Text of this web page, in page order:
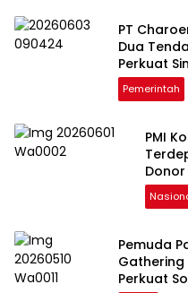
PT
Dua
Perkuat
Pemerintah
PMI
Pemuda
Gathering
Perkuat